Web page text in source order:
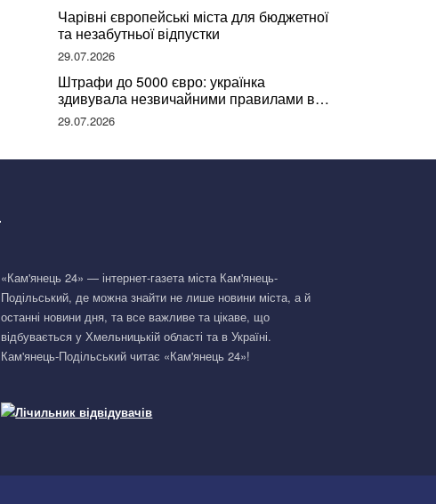
Чарівні європейські міста для бюджетної
та незабутньої відпустки
29.07.2026
Штрафи до 5000 євро: українка
здивувала незвичайними правилами в
Німеччині та поділилася правдою
29.07.2026
«Кам'янець 24» — інтернет-газета міста Кам'янець-
Подільський, де можна знайти не лише новини міста, а й
останні новини дня, та все важливе та цікаве, що
відбувається у Хмельницькій області та в Україні.
Кам'янець-Подільський читає «Кам'янець 24»!